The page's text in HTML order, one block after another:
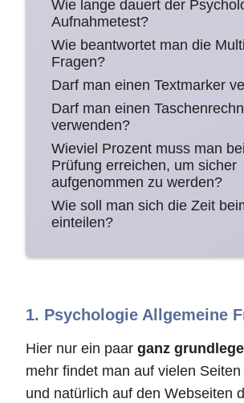
Wie lange dauert der
Aufnahmetest?
Wie beantwortet man die
Fragen?
Darf man einen Textmarker
Darf man einen
verwenden?
Wieviel Prozent muss man
Prüfung erreichen, um sicher
aufgenommen zu werden?
Wie soll man sich die Zeit
einteilen?
1. Psychologie Allgemeine
Hier nur ein paar ganz
mehr findet man auf vielen
und natürlich auf den Webseiten